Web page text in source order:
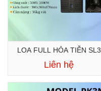
LOA FULL HỎA TIỄN SL3
Liên hệ